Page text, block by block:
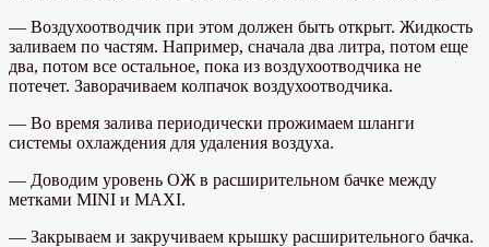
— Воздухоотводчик при этом должен быть открыт. Жидкость
заливаем по частям. Например, сначала два литра, потом еще
два, потом все остальное, пока из воздухоотводчика не
потечет. Заворачиваем колпачок воздухоотводчика.
— Во время залива периодически прожимаем шланги
системы охлаждения для удаления воздуха.
— Доводим уровень ОЖ в расширительном бачке между
метками MINI и MAXI.
— Закрываем и закручиваем крышку расширительного бачка.